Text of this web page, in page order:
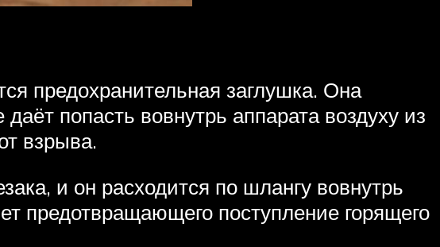
предохранительная заглушка. Она
попасть вовнутрь аппарата воздуху из
взрыва.
и он расходится по шлангу вовнутрь
предотвращающего поступление горящего